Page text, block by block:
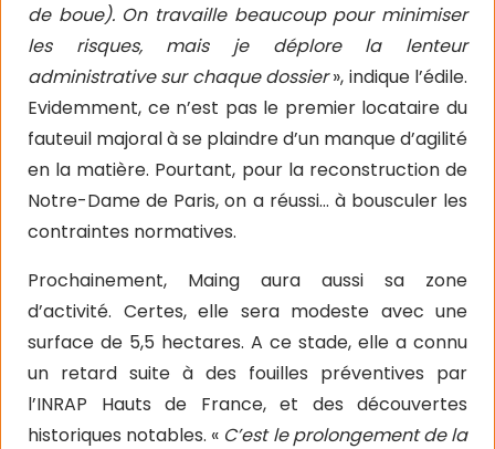
de boue). On travaille beaucoup pour minimiser
les risques, mais je déplore la lenteur
administrative sur chaque dossier», indique l’édile.
Evidemment, ce n’est pas le premier locataire du
fauteuil majoral à se plaindre d’un manque d’agilité
en la matière. Pourtant, pour la reconstruction de
Notre-Dame de Paris, on a réussi… à bousculer les
contraintes normatives.
Prochainement, Maing aura aussi sa zone
d’activité. Certes, elle sera modeste avec une
surface de 5,5 hectares. A ce stade, elle a connu
un retard suite à des fouilles préventives par
l’INRAP Hauts de France, et des découvertes
historiques notables. « C’est le prolongement de la